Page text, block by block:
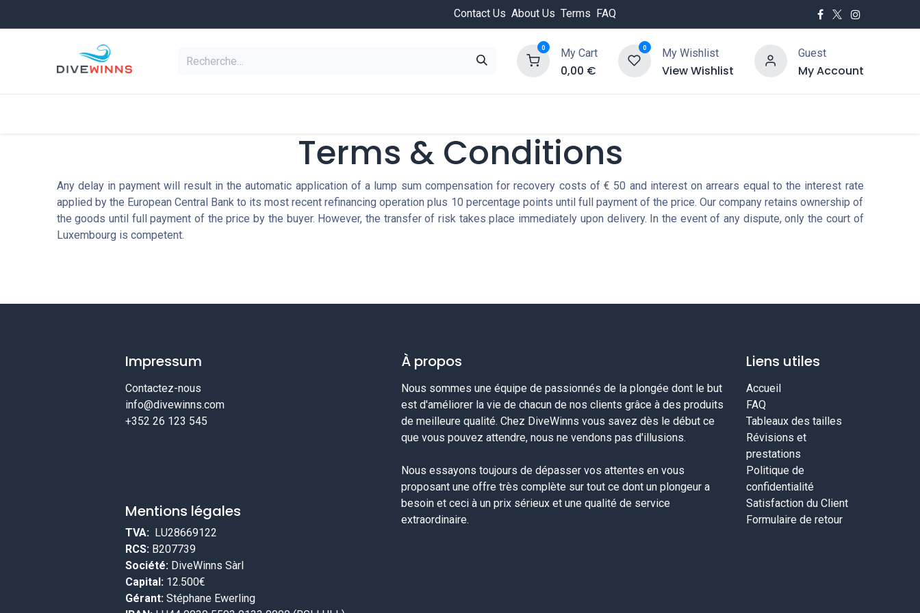
Contact Us About Us Terms FAQ
0 My Cart
0,00 €
0 My Wishlist
View Wishlist
Guest
My Account
HOT
Terms & Conditions
Any delay in payment will result in the automatic application of a lump sum compensation for recovery costs of € 50 and interest on arrears equal to the interest rate
applied by the European Central Bank to its most recent refinancing operation plus 10 percentage points until full payment of the price. Our company retains ownership of
the goods until full payment of the price by the buyer. However, the transfer of risk takes place immediately upon delivery. In the event of any dispute, only the court of
Luxembourg is competent.
Impressum
Contactez-nous
info@divewinns.com
+352 26 123 545
Mentions légales
TVA: LU28669122
RCS: B207739
Société: DiveWinns Sàrl
Capital: 12.500€
Gérant: Stéphane Ewerling
À propos
Nous sommes une équipe de passionnés de la plongée dont le but
est d'améliorer la vie de chacun de nos clients grâce à des produits
de meilleure qualité. Chez DiveWinns vous savez dès le début ce
que vous pouvez attendre, nous ne vendons pas d'illusions.
Nous essayons toujours de dépasser vos attentes en vous
proposant une offre très complète sur tout ce dont un plongeur a
besoin et ceci à un prix sérieux et une qualité de service
extraordinaire.
Liens utiles
Accueil
FAQ
Tableaux des tailles
Révisions et
prestations
Politique de
confidentialité
Satisfaction du Client
Formulaire de retour